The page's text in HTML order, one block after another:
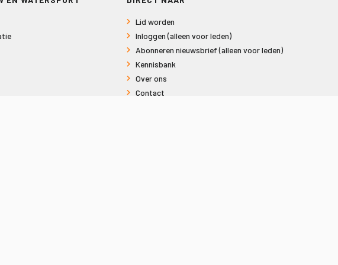
Lid worden
Inloggen (alleen voor leden)
Abonneren nieuwsbrief (alleen voor leden)
Kennisbank
Over ons
Contact